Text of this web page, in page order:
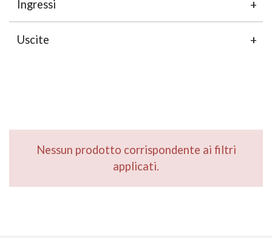
Ingressi
Uscite
Nessun prodotto corrispondente ai filtri
applicati.